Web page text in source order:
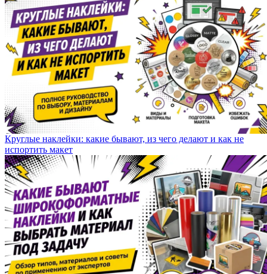
Круглые наклейки: какие бывают, из чего делают и как не
испортить макет